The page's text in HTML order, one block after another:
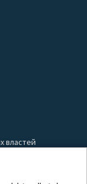
властей